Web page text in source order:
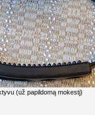
(už papildomą mokestį)